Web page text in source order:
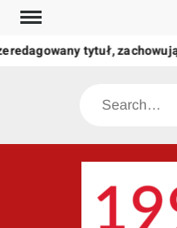
Skip
content
tytuł,
Search